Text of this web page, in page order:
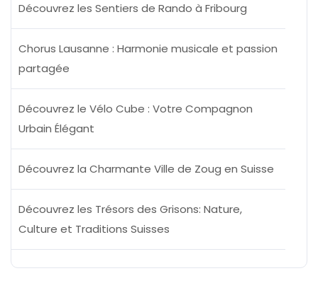
Découvrez les Sentiers de Rando à Fribourg
Chorus Lausanne : Harmonie musicale et passion
partagée
Découvrez le Vélo Cube : Votre Compagnon
Urbain Élégant
Découvrez la Charmante Ville de Zoug en Suisse
Découvrez les Trésors des Grisons: Nature,
Culture et Traditions Suisses